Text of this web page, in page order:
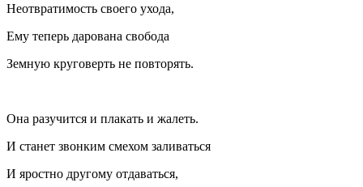
Неотвратимость своего ухода,
Ему теперь дарована свобода
Земную круговерть не повторять.
Она разучится и плакать и жалеть.
И станет звонким смехом заливаться
И яростно другому отдаваться,